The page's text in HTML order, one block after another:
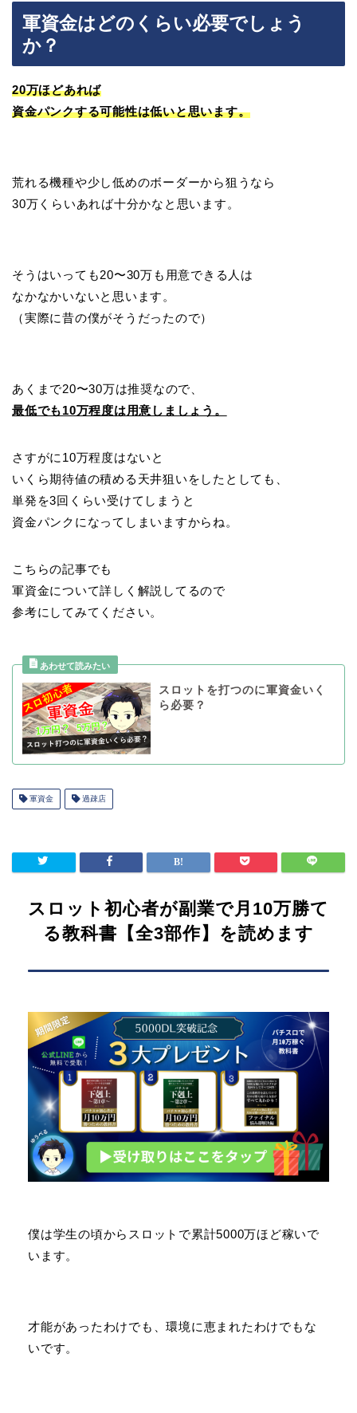
軍資金はどのくらい必要でしょう
か？
20万ほどあれば
資金パンクする可能性は低いと思います。
荒れる機種や少し低めのボーダーから狙うなら
30万くらいあれば十分かなと思います。
そうはいっても20〜30万も用意できる人は
なかなかいないと思います。
（実際に昔の僕がそうだったので）
あくまで20〜30万は推奨なので、
最低でも10万程度は用意しましょう。
さすがに10万程度はないと
いくら期待値の積める天井狙いをしたとしても、
単発を3回くらい受けてしまうと
資金パンクになってしまいますからね。
こちらの記事でも
軍資金について詳しく解説してるので
参考にしてみてください。
スロットを打つのに軍資金いく
ら必要？
軍資金 過疎店
スロット初心者が副業で月10万勝て
る教科書【全3部作】を読めます
僕は学生の頃からスロットで累計5000万ほど稼いで
います。
才能があったわけでも、環境に恵まれたわけでもな
いです。